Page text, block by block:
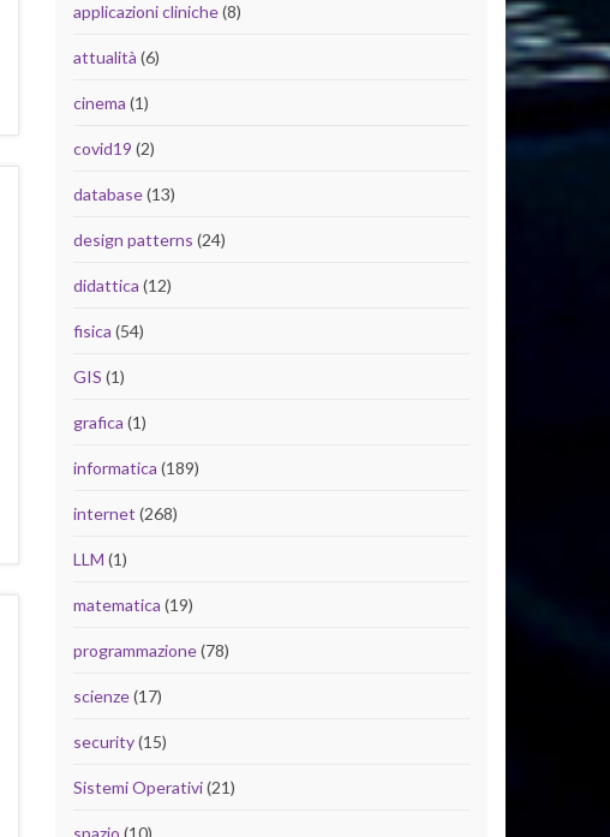
applicazioni cliniche(8)
attualità (6)
cinema (1)
covid19 (2)
database(13)
design patterns (24)
didattica (12)
fisica (54)
GIS (1)
grafica (1)
informatica (189)
internet (268)
LLM (1)
matematica (19)
programmazione(78)
scienze(17)
security(15)
Sistemi Operativi(21)
spazio (10)